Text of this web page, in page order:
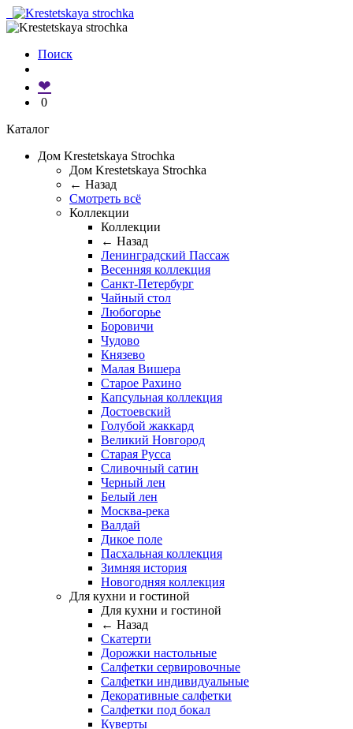
Поиск
❤
0
Каталог
Дом Krestetskaya Strochka
Дом Krestetskaya Strochka
← Назад
Смотреть всё
Коллекции
Коллекции
← Назад
Ленинградский Пассаж
Весенняя коллекция
Санкт-Петербург
Чайный стол
Любогорье
Боровичи
Чудово
Князево
Малая Вишера
Старое Рахино
Капсульная коллекция
Достоевский
Голубой жаккард
Великий Новгород
Старая Русса
Сливочный сатин
Черный лен
Белый лен
Москва-река
Валдай
Дикое поле
Пасхальная коллекция
Зимняя история
Новогодняя коллекция
Для кухни и гостиной
Для кухни и гостиной
← Назад
Скатерти
Дорожки настольные
Салфетки сервировочные
Салфетки индивидуальные
Декоративные салфетки
Салфетки под бокал
Куверты